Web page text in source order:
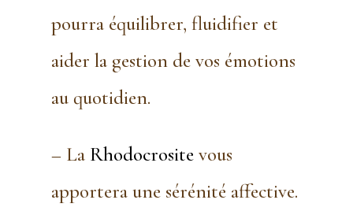
pourra équilibrer, fluidifier et
aider la gestion de vos émotions
au quotidien.
– La Rhodocrositevous
apportera une sérénité affective.